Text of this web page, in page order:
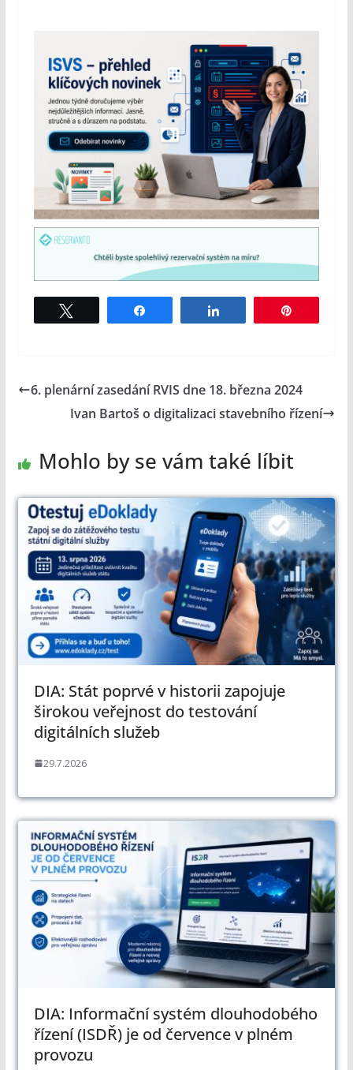
6. plenární zasedání RVIS dne 18. března 2024
Ivan Bartoš o digitalizaci stavebního řízení
Mohlo by se vám také líbit
DIA: Stát poprvé v historii zapojuje
širokou veřejnost do testování
digitálních služeb
29.7.2026
DIA: Informační systém dlouhodobého
řízení (ISDŘ) je od července v plném
provozu